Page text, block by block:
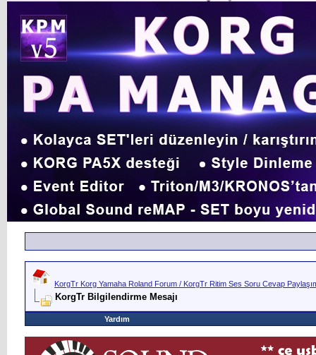
KorgTr Korg Yamaha Roland Forum / KorgTr Ritim Ses Soru Cevap
KorgTr Bilgilendirme Mesajı
Yardım